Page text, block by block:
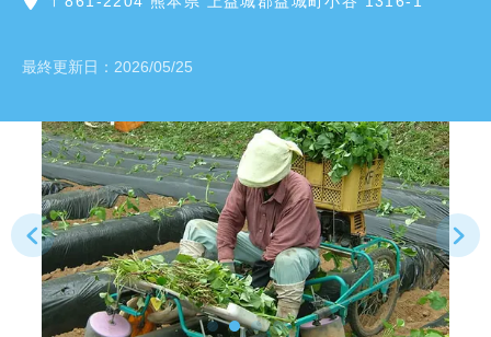
最終更新日： 2026/05/25